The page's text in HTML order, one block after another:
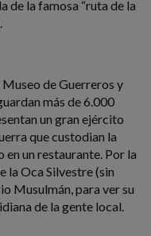
de la famosa “ruta de la
de Guerreros y
más de 6.000
un gran ejército
que custodian la
un restaurante. Por la
la Oca Silvestre (sin
Musulmán, para ver su
de la gente local.